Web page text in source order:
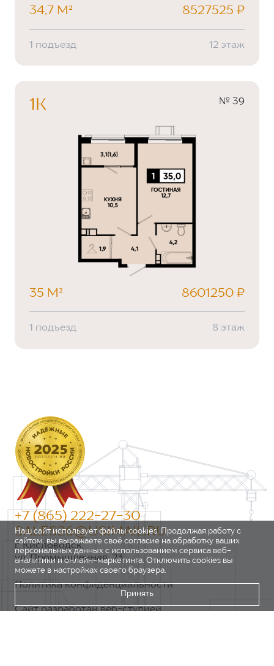
34,7 М² 8527525 ₽
1 подъезд 12 этаж
1К № 39
35 М² 8601250 ₽
1 подъезд 8 этаж
+7 (865) 222-27-30
SALES26@USIMAIL.RU
г. Кисловодск,
ул. Промышленная, 23
Политика конфиденциальности
Сайт разработан веб-студией
Наш сайт использует файлы cookies. Продолжая работу с
сайтом, вы выражаете своё согласие на обработку ваших
персональных данных с использованием сервиса веб-
аналитики и онлайн-маркетинга. Отключить cookies вы
можете в настройках своего браузера.
Принять